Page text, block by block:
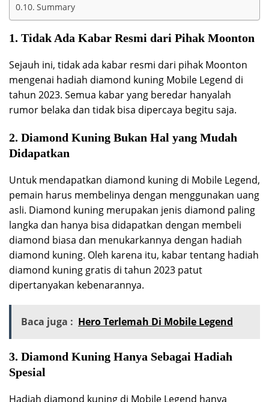
Summary
1. Tidak Ada Kabar Resmi dari Pihak Moonton
Sejauh ini, tidak ada kabar resmi dari pihak Moonton
mengenai hadiah diamond kuning Mobile Legend di
tahun 2023. Semua kabar yang beredar hanyalah
rumor belaka dan tidak bisa dipercaya begitu saja.
2. Diamond Kuning Bukan Hal yang Mudah
Didapatkan
Untuk mendapatkan diamond kuning di Mobile Legend,
pemain harus membelinya dengan menggunakan uang
asli. Diamond kuning merupakan jenis diamond paling
langka dan hanya bisa didapatkan dengan membeli
diamond biasa dan menukarkannya dengan hadiah
diamond kuning. Oleh karena itu, kabar tentang hadiah
diamond kuning gratis di tahun 2023 patut
dipertanyakan kebenarannya.
Baca juga : Hero Terlemah Di Mobile Legend
3. Diamond Kuning Hanya Sebagai Hadiah
Spesial
Hadiah diamond kuning di Mobile Legend hanya